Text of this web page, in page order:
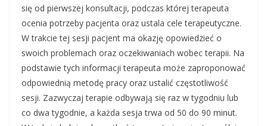
się od pierwszej konsultacji, podczas której terapeuta
ocenia potrzeby pacjenta oraz ustala cele terapeutyczne.
W trakcie tej sesji pacjent ma okazję opowiedzieć o
swoich problemach oraz oczekiwaniach wobec terapii. Na
podstawie tych informacji terapeuta może zaproponować
odpowiednią metodę pracy oraz ustalić częstotliwość
sesji. Zazwyczaj terapie odbywają się raz w tygodniu lub
co dwa tygodnie, a każda sesja trwa od 50 do 90 minut.